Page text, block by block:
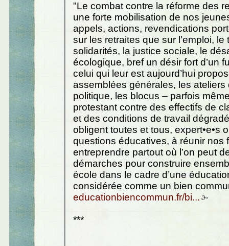
"Le combat contre la réforme des
une forte mobilisation de nos
appels, actions, revendications
sur les retraites que sur l’emploi, le
solidarités, la justice sociale, le
écologique, bref un désir fort d’un
celui qui leur est aujourd’hui
assemblées générales, les ateliers
politique, les blocus – parfois
protestant contre des effectifs de
et des conditions de travail
obligent toutes et tous, expert•e•s
questions éducatives, à réunir nos
entreprendre partout où l’on peut
démarches pour construire
école dans le cadre d’une
considérée comme un bien
educationbiencommun.fr/bi...
***